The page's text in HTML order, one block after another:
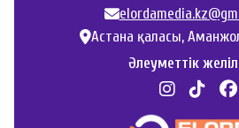
Астана қаласы,
Әлеуметтік